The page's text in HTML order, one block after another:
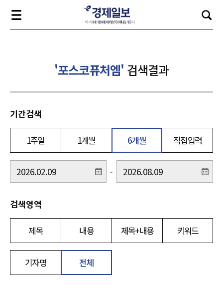
'포스코퓨처엠' 검색결과
기간검색
1주일 1개월 6개월 직접입력
-
검색영역
제목 내용 제목+내용 키워드
기자명 전체